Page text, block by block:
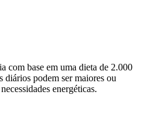
com base em uma dieta de 2.000
diários podem ser maiores ou
energéticas.